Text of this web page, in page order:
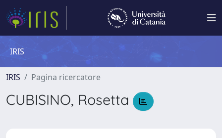
IRIS
IRIS Pagina ricercatore
CUBISINO, Rosetta